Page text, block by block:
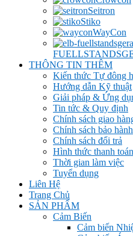
Seitron
Stiko
WayCon
THÔNG TIN THÊM
Kiến thức Tự đông
Hướng dẫn Kỹ thuật
Giải pháp & Ứng
Tin tức & Quy định
Chính sách giao
Chính sách bảo hành
Chính sách đổi trả
Hình thức thanh toán
Thời gian làm việc
Tuyển dụng
Liên Hệ
Trang Chủ
SẢN PHẨM
Cảm Biến
Cảm biến